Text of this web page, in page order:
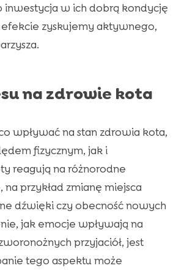
inwestycja w ich dobrą kondycję
efekcie zyskujemy aktywnego,
na zdrowie kota
wpływać na stan zdrowia kota,
fizycznym, jak i
reagują na różnorodne
na przykład zmianę miejsca
dźwięki czy obecność nowych
jak emocje wpływają na
przyjaciół, jest
tego aspektu może